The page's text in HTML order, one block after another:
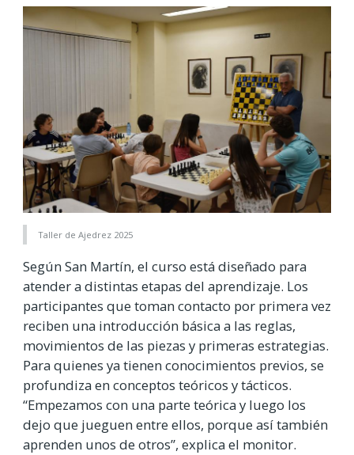
Taller de Ajedrez 2025
Según San Martín, el curso está diseñado para
atender a distintas etapas del aprendizaje. Los
participantes que toman contacto por primera vez
reciben una introducción básica a las reglas,
movimientos de las piezas y primeras estrategias.
Para quienes ya tienen conocimientos previos, se
profundiza en conceptos teóricos y tácticos.
“Empezamos con una parte teórica y luego los
dejo que jueguen entre ellos, porque así también
aprenden unos de otros”, explica el monitor.